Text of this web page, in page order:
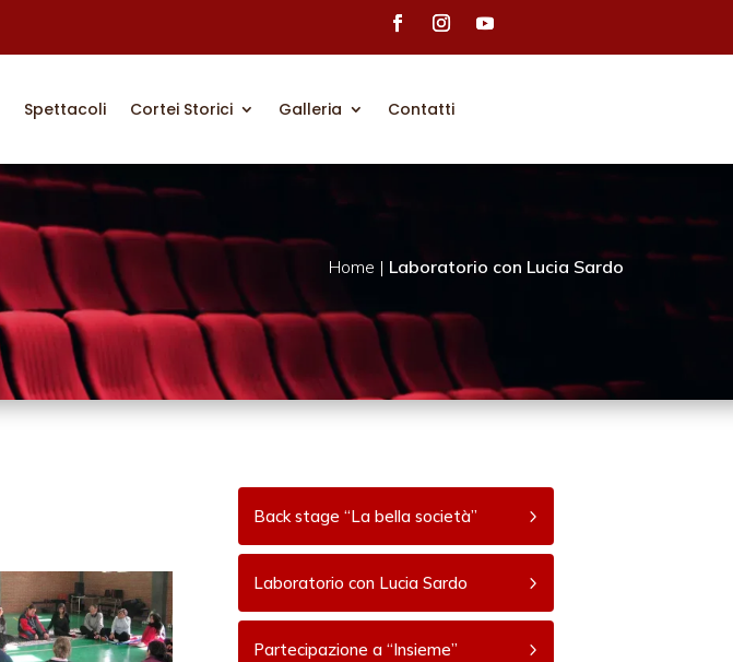
Spettacoli Cortei Storici Galleria Contatti
Home | Laboratorio con Lucia Sardo
Back stage “La bella società”
Laboratorio con Lucia Sardo
Partecipazione a “Insieme”